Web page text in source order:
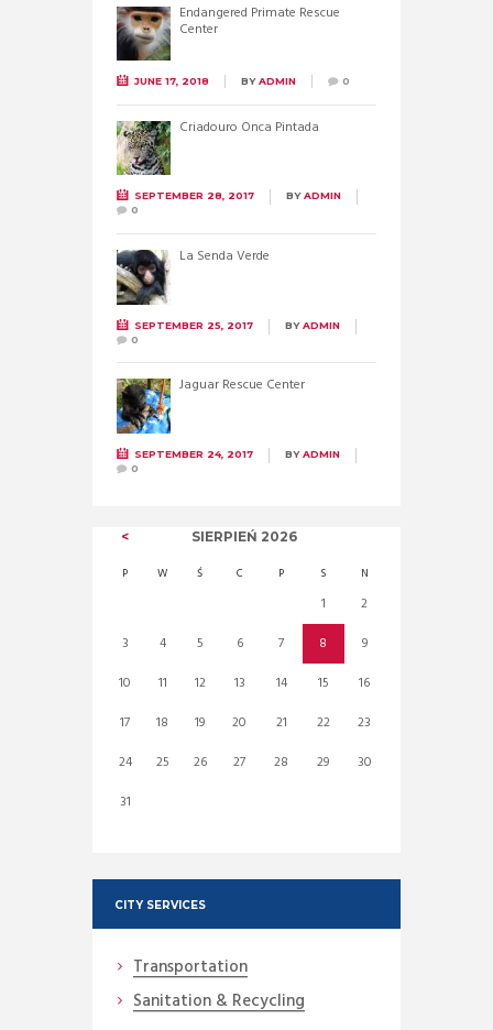
Endangered Primate Rescue
Center
JUNE 17, 2018 BYADMIN 0
Criadouro Onca Pintada
SEPTEMBER 28, 2017 BYADMIN
0
La Senda Verde
SEPTEMBER 25, 2017 BYADMIN
0
Jaguar Rescue Center
SEPTEMBER 24, 2017 BYADMIN
0
SIERPIEŃ 2026
P W Ś C P S N
1
2
3
4 5 6 7 8
9
10
11 12 13 14 15
16
17
18 19 20 21 22
23
24
25 26 27 28 29
30
31
CITY SERVICES
Transportation
Sanitation & Recycling